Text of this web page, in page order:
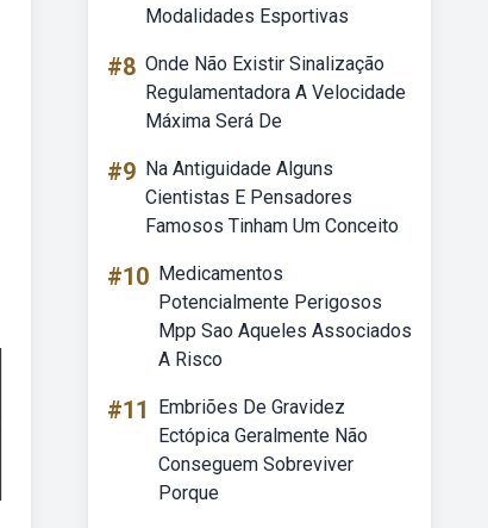
Modalidades Esportivas
#8 Onde Não Existir Sinalização
Regulamentadora A Velocidade
Máxima Será De
#9 Na Antiguidade Alguns
Cientistas E Pensadores
Famosos Tinham Um Conceito
#10 Medicamentos
Potencialmente Perigosos
Mpp Sao Aqueles Associados
A Risco
#11
Embriões De Gravidez
Ectópica Geralmente Não
Conseguem Sobreviver
Porque